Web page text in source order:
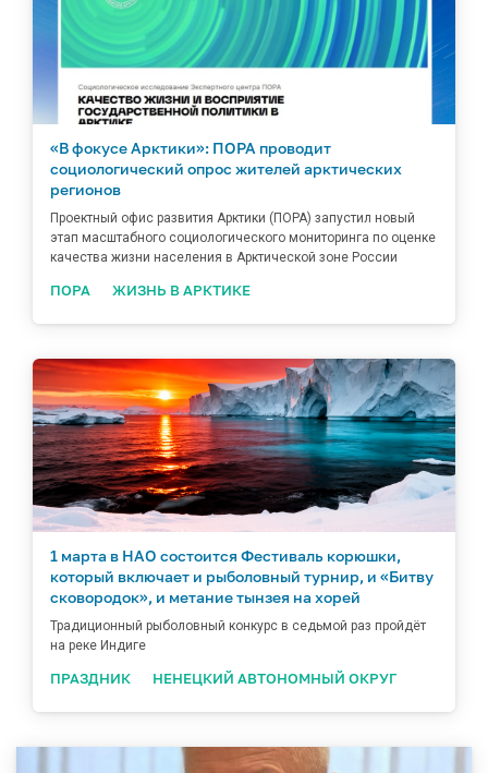
«В фокусе Арктики»: ПОРА проводит
социологический опрос жителей арктических
регионов
Проектный офис развития Арктики (ПОРА) запустил новый
этап масштабного социологического мониторинга по оценке
качества жизни населения в Арктической зоне России
ПОРА ЖИЗНЬ В АРКТИКЕ
1 марта в НАО состоится Фестиваль корюшки,
который включает и рыболовный турнир, и «Битву
сковородок», и метание тынзея на хорей
Традиционный рыболовный конкурс в седьмой раз пройдёт
на реке Индиге
ПРАЗДНИК НЕНЕЦКИЙ АВТОНОМНЫЙ ОКРУГ